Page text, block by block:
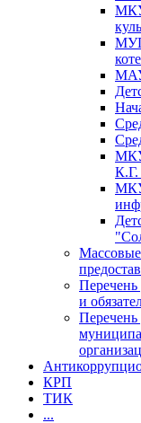
МУП
К.Г.
МКУ
Перечень
и
Перечень
КРП
ТИК
...